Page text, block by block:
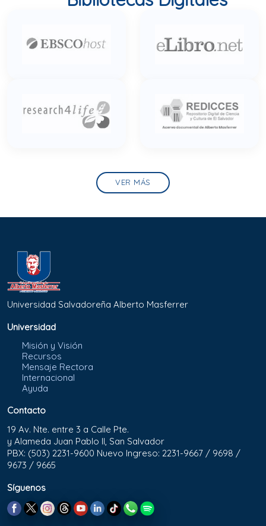
VER MÁS
Universidad Salvadoreña Alberto Masferrer
Universidad
Misión y Visión
Recursos
Mensaje Rectora
Internacional
Ayuda
Contacto
19 Av. Nte. entre 3 a Calle Pte.
y Alameda Juan Pablo II, San Salvador
PBX: (503) 2231-9600 Nuevo Ingreso: 2231-9667 / 9698 /
9673 / 9665
Síguenos